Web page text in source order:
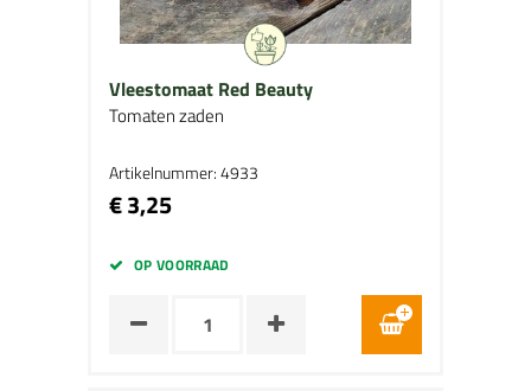
Vleestomaat Red Beauty
Tomaten zaden
Artikelnummer: 4933
€ 3,25
OP VOORRAAD